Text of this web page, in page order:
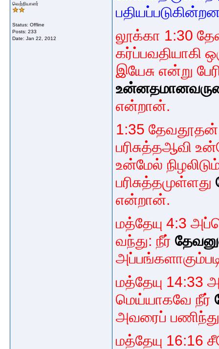
வெற்றியாளர்
Status: Offline
Posts: 233
Date: Jan 22, 2012
லூக்கா 1:30
கர்ப்பவதியாகி
இயேசு என்று
என்றான்.
1:35 தேவதூதன்
பரிசுத்தஆவி
உன்மேல்
பரிசுத்தமுள்ளது
என்றான்.
மத்தேயு 4:3
வந்து: நீர்
மத்தேயு 14:33
மெய்யாகவே நீர்
அவரைப்
மத்தேயு 16:16